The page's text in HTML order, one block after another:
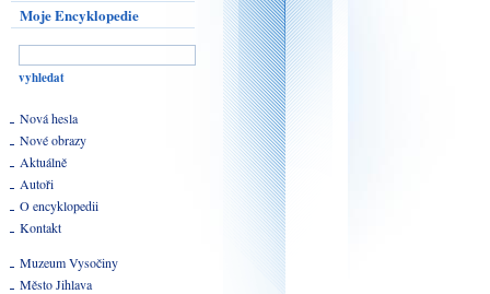
Moje Encyklopedie
Nová hesla
Nové obrazy
Aktuálně
Autoři
O encyklopedii
Kontakt
Muzeum Vysočiny
Město Jihlava